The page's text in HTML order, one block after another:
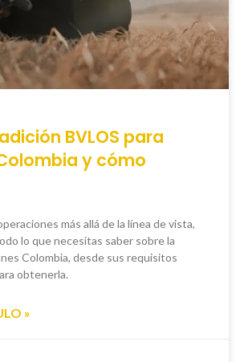
BVLOS para
y cómo
más allá de la línea de vista,
lo que necesitas saber sobre la
Colombia, desde sus requisitos
obtenerla.
»